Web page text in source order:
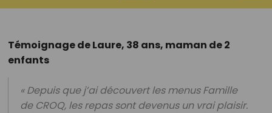
Témoignage de Laure, 38 ans, maman de 2
enfants
« Depuis que j’ai découvert les menus Famille
de CROQ, les repas sont devenus un vrai plaisir.